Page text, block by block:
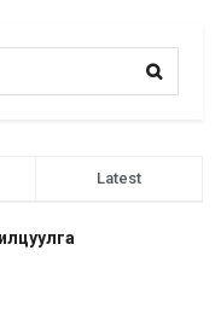
Latest